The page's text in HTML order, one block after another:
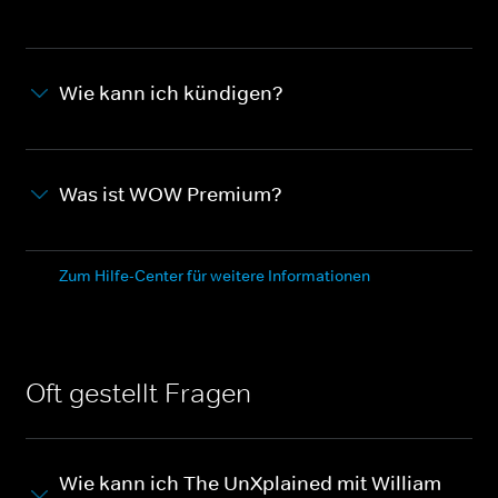
Wie kann ich kündigen?
Was ist WOW Premium?
Zum Hilfe-Center für weitere Informationen
Oft gestellt Fragen
Wie kann ich The UnXplained mit William